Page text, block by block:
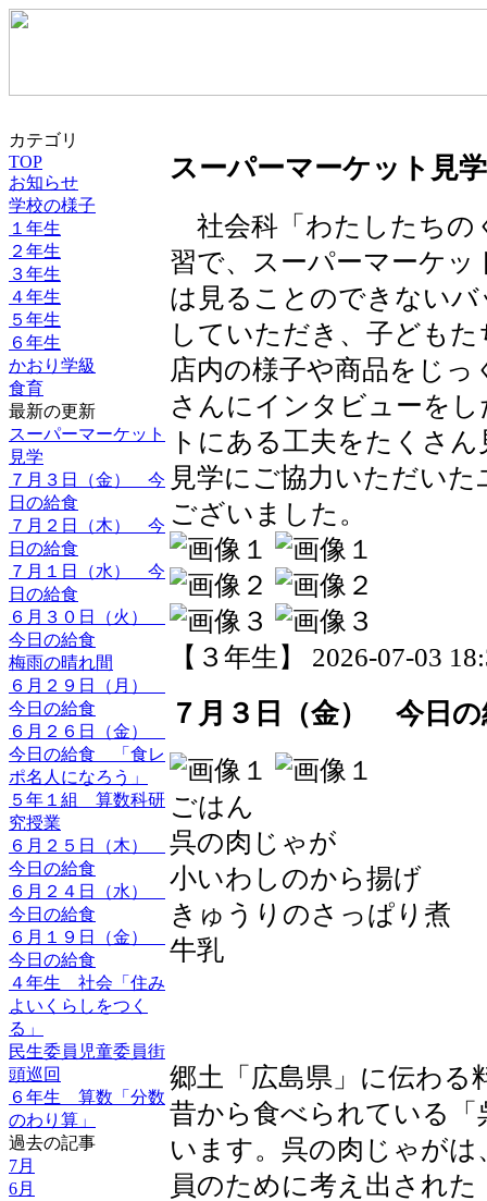
カテゴリ
TOP
お知らせ
学校の様子
１年生
２年生
３年生
４年生
５年生
６年生
かおり学級
食育
最新の更新
スーパーマーケット
見学
７月３日（金） 今
日の給食
７月２日（木） 今
日の給食
７月１日（水） 今
日の給食
６月３０日（火）
今日の給食
梅雨の晴れ間
６月２９日（月）
今日の給食
６月２６日（金）
今日の給食 「食レ
ポ名人になろう」
５年１組 算数科研
究授業
６月２５日（木）
今日の給食
６月２４日（水）
今日の給食
６月１９日（金）
今日の給食
４年生 社会「住み
よいくらしをつく
る」
民生委員児童委員街
頭巡回
６年生 算数「分数
のわり算」
過去の記事
7月
6月
スーパーマーケット見学
社会科「わたしたちの
習で、スーパーマーケ
は見ることのできない
していただき、子ども
店内の様子や商品をじ
さんにインタビューを
トにある工夫をたくさ
見学にご協力いただい
ございました。
【３年生】 2026-07-03
７月３日（金） 今日の
ごはん
呉の肉じゃが
小いわしのから揚げ
きゅうりのさっぱり煮
牛乳
郷土「広島県」に伝わ
昔から食べられている
います。呉の肉じゃが
員のために考え出され